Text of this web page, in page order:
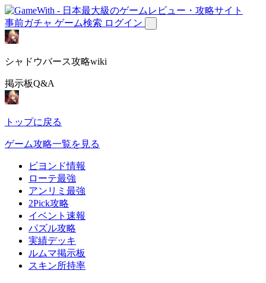
事前ガチャ ゲーム検索 ログイン
シャドウバース攻略wiki
掲示板Q&A
トップに戻る
ゲーム攻略一覧を見る
ビヨンド情報
ローテ最強
アンリミ最強
2Pick攻略
イベント速報
パズル攻略
実績デッキ
ルムマ掲示板
スキン所持率